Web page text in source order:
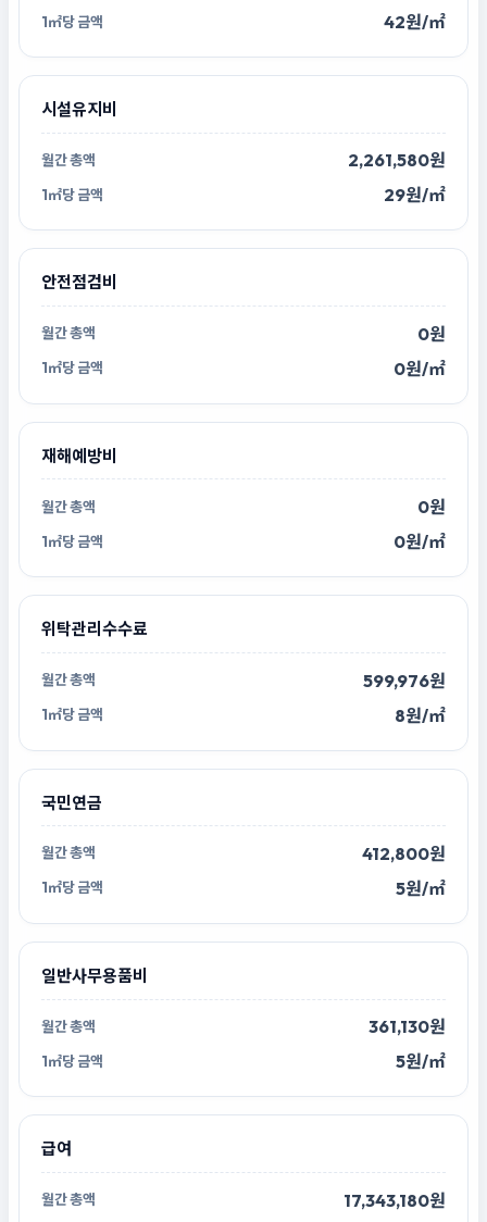
42원/㎡
시설유지비
2,261,580원
29원/㎡
안전점검비
0원
0원/㎡
재해예방비
0원
0원/㎡
위탁관리수수료
599,976원
8원/㎡
국민연금
412,800원
5원/㎡
일반사무용품비
361,130원
5원/㎡
급여
17,343,180원